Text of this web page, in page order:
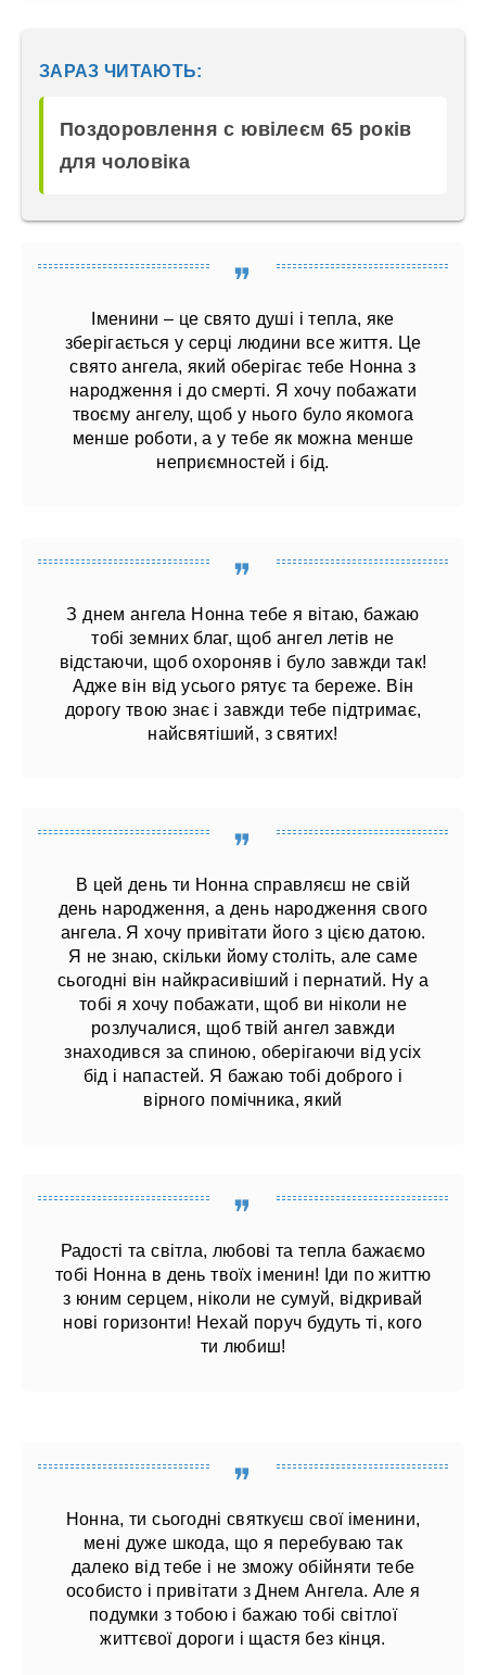
ЗАРАЗ ЧИТАЮТЬ:
Поздоровлення с ювілеєм 65 років
для чоловіка
Іменини – це свято душі і тепла, яке
зберігається у серці людини все життя. Це
свято ангела, який оберігає тебе Нонна з
народження і до смерті. Я хочу побажати
твоєму ангелу, щоб у нього було якомога
менше роботи, а у тебе як можна менше
неприємностей і бід.
З днем ангела Нонна тебе я вітаю, бажаю
тобі земних благ, щоб ангел летів не
відстаючи, щоб охороняв і було завжди так!
Адже він від усього рятує та береже. Він
дорогу твою знає і завжди тебе підтримає,
найсвятіший, з святих!
В цей день ти Нонна справляєш не свій
день народження, а день народження свого
ангела. Я хочу привітати його з цією датою.
Я не знаю, скільки йому століть, але саме
сьогодні він найкрасивіший і пернатий. Ну а
тобі я хочу побажати, щоб ви ніколи не
розлучалися, щоб твій ангел завжди
знаходився за спиною, оберігаючи від усіх
бід і напастей. Я бажаю тобі доброго і
вірного помічника, який
Радості та світла, любові та тепла бажаємо
тобі Нонна в день твоїх іменин! Іди по життю
з юним серцем, ніколи не сумуй, відкривай
нові горизонти! Нехай поруч будуть ті, кого
ти любиш!
Нонна, ти сьогодні святкуєш свої іменини,
мені дуже шкода, що я перебуваю так
далеко від тебе і не зможу обійняти тебе
особисто і привітати з Днем Ангела. Але я
подумки з тобою і бажаю тобі світлої
життєвої дороги і щастя без кінця.